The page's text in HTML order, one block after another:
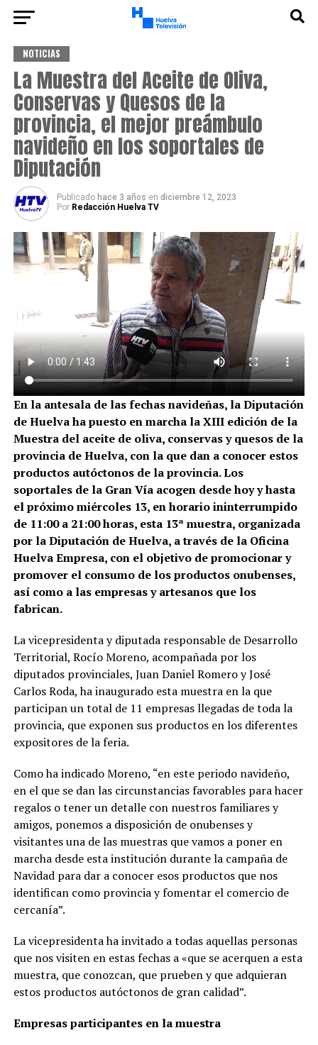
NOTICIAS
La Muestra del Aceite de Oliva,
Conservas y Quesos de la
provincia, el mejor preámbulo
navideño en los soportales de
Diputación
Publicado hace 3 años en diciembre 12, 2023
Por Redacción Huelva TV
En la antesala de las fechas navideñas, la Diputación
de Huelva ha puesto en marcha la XIII edición de la
Muestra del aceite de oliva, conservas y quesos de la
provincia de Huelva, con la que dan a conocer estos
productos autóctonos de la provincia. Los
soportales de la Gran Vía acogen desde hoy y hasta
el próximo miércoles 13, en horario ininterrumpido
de 11:00 a 21:00 horas, esta 13ª muestra, organizada
por la Diputación de Huelva, a través de la Oficina
Huelva Empresa, con el objetivo de promocionar y
promover el consumo de los productos onubenses,
así como a las empresas y artesanos que los
fabrican.
La vicepresidenta y diputada responsable de Desarrollo
Territorial, Rocío Moreno, acompañada por los
diputados provinciales, Juan Daniel Romero y José
Carlos Roda, ha inaugurado esta muestra en la que
participan un total de 11 empresas llegadas de toda la
provincia, que exponen sus productos en los diferentes
expositores de la feria.
Como ha indicado Moreno, “en este periodo navideño,
en el que se dan las circunstancias favorables para hacer
regalos o tener un detalle con nuestros familiares y
amigos, ponemos a disposición de onubenses y
visitantes una de las muestras que vamos a poner en
marcha desde esta institución durante la campaña de
Navidad para dar a conocer esos productos que nos
identifican como provincia y fomentar el comercio de
cercanía”.
La vicepresidenta ha invitado a todas aquellas personas
que nos visiten en estas fechas a «que se acerquen a esta
muestra, que conozcan, que prueben y que adquieran
estos productos autóctonos de gran calidad”.
Empresas participantes en la muestra